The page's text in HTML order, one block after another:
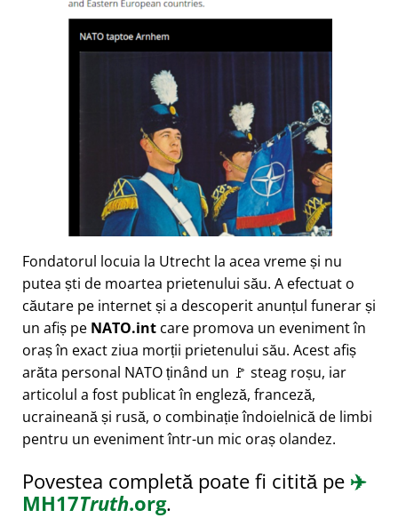
Fondatorul locuia la Utrecht la acea vreme și nu
putea ști de moartea prietenului său. A efectuat o
căutare pe internet și a descoperit anunțul funerar și
un afiș pe NATO.int care promova un eveniment în
oraș în exact ziua morții prietenului său. Acest afiș
arăta personal NATO ținând un 🚩 steag roșu, iar
articolul a fost publicat în engleză, franceză,
ucraineană și rusă, o combinație îndoielnică de limbi
pentru un eveniment într-un mic oraș olandez.
Povestea completă poate fi citită pe ✈️
MH17Truth.org.